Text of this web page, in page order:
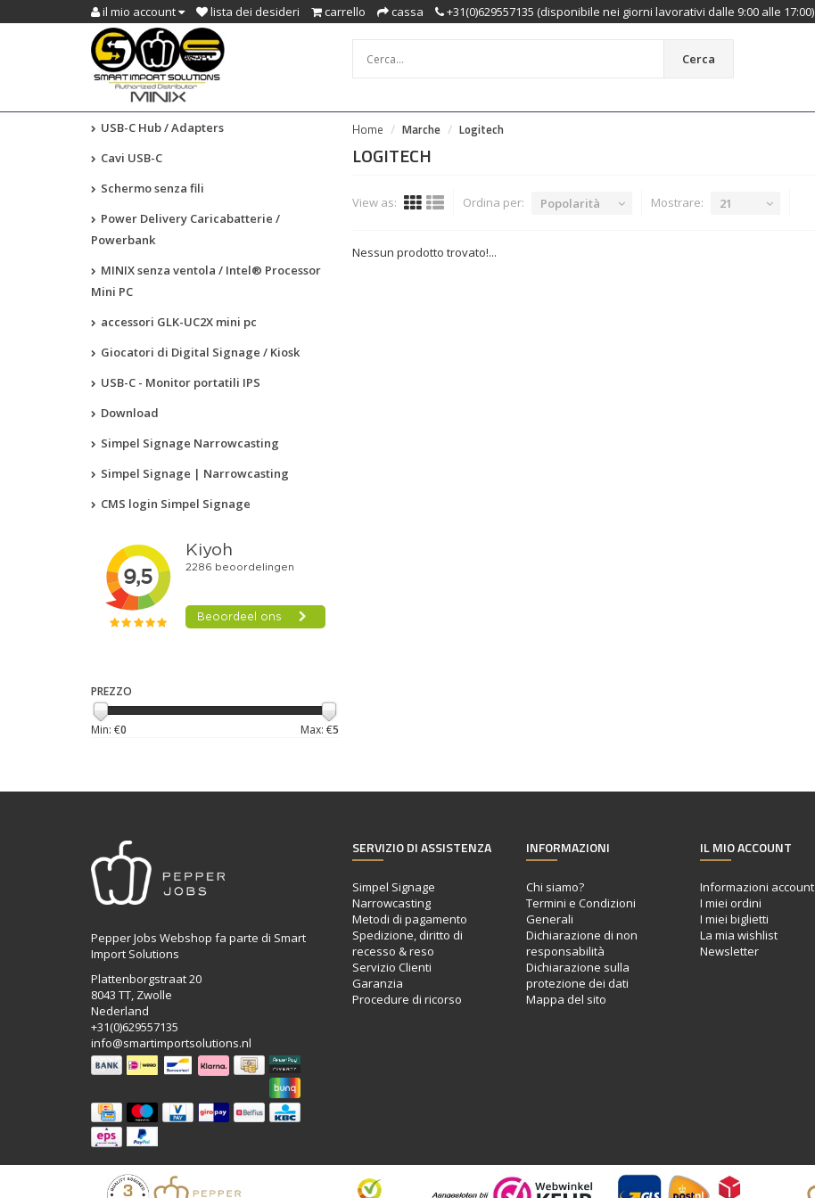
il mio account lista dei desideri carrello cassa +31(0)629557135 (disponibile nei giorni lavorativi dalle 9:00 alle 17:00)
Cerca
USB-C Hub / Adapters
Cavi USB-C
Schermo senza fili
Power Delivery Caricabatterie /
Powerbank
MINIX senza ventola / Intel® Processor
Mini PC
accessori GLK-UC2X mini pc
Giocatori di Digital Signage / Kiosk
USB-C - Monitor portatili IPS
Download
Simpel Signage Narrowcasting
Simpel Signage | Narrowcasting
CMS login Simpel Signage
PREZZO
Min: €0 Max: €5
Home Marche Logitech
LOGITECH
View as: Ordina per: Popolarità Mostrare: 21
Nessun prodotto trovato!...
Pepper Jobs Webshop fa parte di Smart
Import Solutions
Plattenborgstraat 20
8043 TT, Zwolle
Nederland
+31(0)629557135
info@smartimportsolutions.nl
SERVIZIO DI ASSISTENZA
Simpel Signage
Narrowcasting
Metodi di pagamento
Spedizione, diritto di
recesso & reso
Servizio Clienti
Garanzia
Procedure di ricorso
INFORMAZIONI
Chi siamo?
Termini e Condizioni
Generali
Dichiarazione di non
responsabilità
Dichiarazione sulla
protezione dei dati
Mappa del sito
IL MIO ACCOUNT
Informazioni account
I miei ordini
I miei biglietti
La mia wishlist
Newsletter